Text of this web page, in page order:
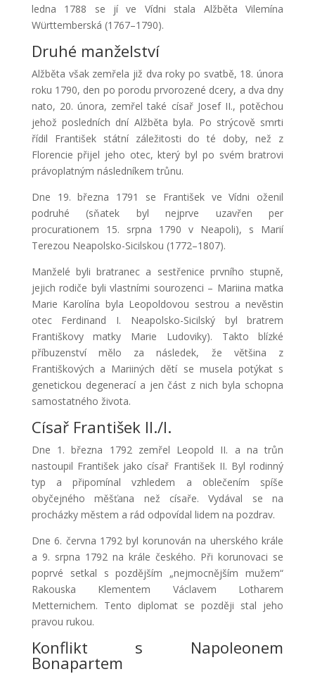
ledna 1788 se jí ve Vídni stala Alžběta Vilemína
Württemberská (1767–1790).
Druhé manželství
Alžběta však zemřela již dva roky po svatbě, 18. února
roku 1790, den po porodu prvorozené dcery, a dva dny
nato, 20. února, zemřel také císař Josef II., potěchou
jehož posledních dní Alžběta byla. Po strýcově smrti
řídil František státní záležitosti do té doby, než z
Florencie přijel jeho otec, který byl po svém bratrovi
právoplatným následníkem trůnu.
Dne 19. března 1791 se František ve Vídni oženil
podruhé (sňatek byl nejprve uzavřen per
procurationem 15. srpna 1790 v Neapoli), s Marií
Terezou Neapolsko-Sicilskou (1772–1807).
Manželé byli bratranec a sestřenice prvního stupně,
jejich rodiče byli vlastními sourozenci – Mariina matka
Marie Karolína byla Leopoldovou sestrou a nevěstin
otec Ferdinand I. Neapolsko-Sicilský byl bratrem
Františkovy matky Marie Ludoviky). Takto blízké
příbuzenství mělo za následek, že většina z
Františkových a Mariiných dětí se musela potýkat s
genetickou degenerací a jen část z nich byla schopna
samostatného života.
Císař František II./I.
Dne 1. března 1792 zemřel Leopold II. a na trůn
nastoupil František jako císař František II. Byl rodinný
typ a připomínal vzhledem a oblečením spíše
obyčejného měšťana než císaře. Vydával se na
procházky městem a rád odpovídal lidem na pozdrav.
Dne 6. června 1792 byl korunován na uherského krále
a 9. srpna 1792 na krále českého. Při korunovaci se
poprvé setkal s pozdějším „nejmocnějším mužem“
Rakouska Klementem Václavem Lotharem
Metternichem. Tento diplomat se později stal jeho
pravou rukou.
Konflikt s Napoleonem
Bonapartem